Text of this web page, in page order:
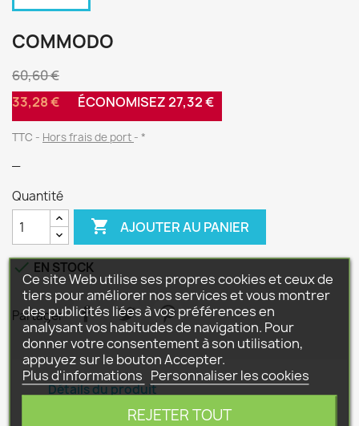
COMMODO
60,60 €
33,28 €
ÉCONOMISEZ 27,32 €
TTC Hors frais de port *
Quantité
 AJOUTER AU PANIER
 EN STOCK
Partager
Détails du produit
Ce site Web utilise ses propres cookies et ceux de
tiers pour améliorer nos services et vous montrer
des publicités liées à vos préférences en
analysant vos habitudes de navigation. Pour
donner votre consentement à son utilisation,
appuyez sur le bouton Accepter.
Plus d'informations Personnaliser les cookies
REJETER TOUT